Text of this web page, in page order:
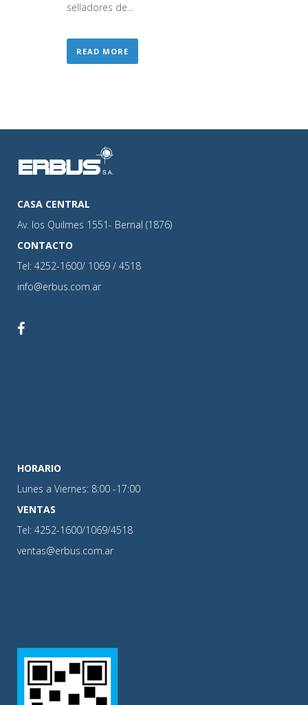
selladores de...
READ MORE
CASA CENTRAL
Av. los Quilmes 1551- Bernal (1876)
CONTACTO
Tel: 4252-1600/ 1069 / 4518
info@erbus.com.ar
HORARIO
Lunes a Viernes: 8:00 -17:00
VENTAS
Tel: 4252-1600/1069/4518
ventas@erbus.com.ar